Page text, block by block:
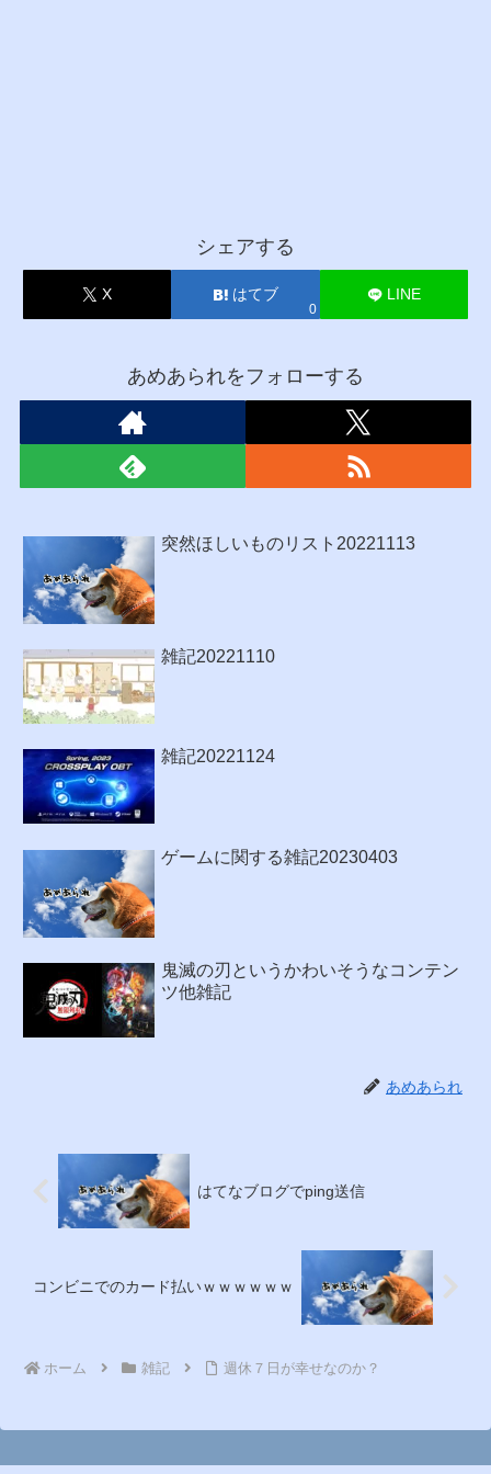
シェアする
X はてブ
0
LINE
あめあられをフォローする
突然ほしいものリスト20221113
雑記20221110
雑記20221124
ゲームに関する雑記20230403
鬼滅の刃というかわいそうなコンテン
ツ他雑記
あめあられ
はてなブログでping送信
コンビニでのカード払いｗｗｗｗｗｗ
ホーム 雑記 週休７日が幸せなのか？